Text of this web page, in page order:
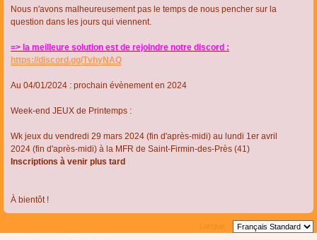
Nous n'avons malheureusement pas le temps de nous pencher sur la
question dans les jours qui viennent.
=> la meilleure solution est de rejoindre notre discord :
https://discord.gg/TvhyNAQ
Au 04/01/2024 : prochain évènement en 2024
Week-end JEUX de Printemps :
Wk jeux du vendredi 29 mars 2024 (fin d'après-midi) au lundi 1er avril
2024 (fin d'après-midi) à la MFR de Saint-Firmin-des-Près (41)
Inscriptions à venir plus tard
À bientôt !
Langue :